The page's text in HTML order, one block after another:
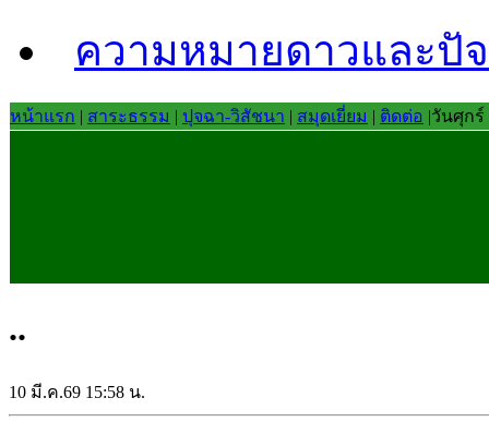
ความหมายดาวและปั
หน้าแรก | สาระธรรม | ปุจฉา-วิสัชนา | สมุดเยี่ยม | ติดต่อ |วันศุกร์
..
10 มี.ค.69 15:58 น.